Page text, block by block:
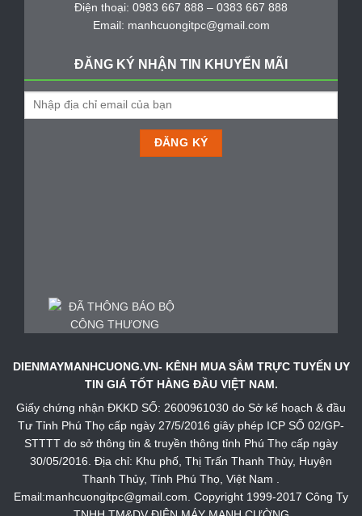
Điện thoại: 0983 667 888 – 0383 667 888
Email: manhcuongitpc@gmail.com
ĐĂNG KÝ NHẬN TIN KHUYẾN MÃI
DIENMAYMANHCUONG.VN- KÊNH MUA SẮM TRỰC TUYẾN UY
TIN GIÁ TỐT HÀNG ĐẦU VIỆT NAM.
Giấy chứng nhận ĐKKD SỐ: 2600961030 do Sở kế hoạch & đầu
Tư Tỉnh Phú Thọ cấp ngày 27/5/2016 giây phép ICP SỐ 02/GP-
STTTT do sở thông tin & truyền thông tỉnh Phú Thọ cấp ngày
30/05/2016. Địa chỉ: Khu phố, Thị Trấn Thanh Thủy, Huyện
Thanh Thủy, Tỉnh Phú Thọ, Việt Nam .
Email:manhcuongitpc@gmail.com. Copyright 1999-2017 Công Ty